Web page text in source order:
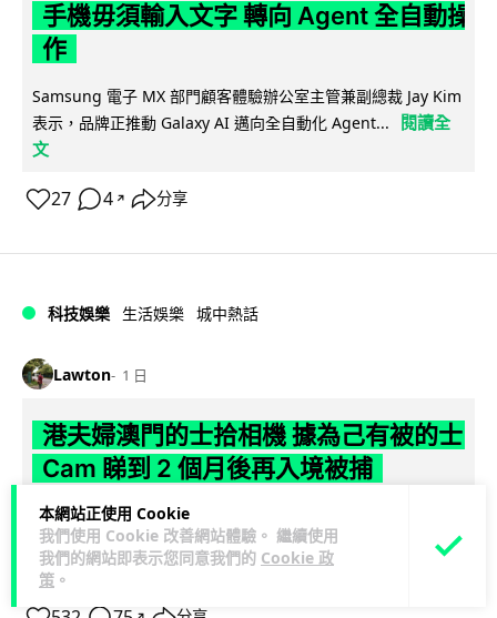
本網站正使用 Cookie
我們使用 Cookie 改善網站體驗。 繼續使用
我們的網站即表示您同意我們的 Cookie 政
策 。
手機毋須輸入文字 轉向 Agent 全自動操
作
Samsung 電子 MX 部門顧客體驗辦公室主管兼副總裁 Jay Kim
表示，品牌正推動 Galaxy AI 邁向全自動化 Agent...
閱讀全
文
27 4 ↗ 分享
科技娛樂 生活娛樂 城中熱話
Lawton 1 日
港夫婦澳門的士拾相機 據為己有被的士
Cam 睇到 2 個月後再入境被捕
一對香港夫婦今年 5 月遊澳門乘的士拾獲他人遺留相機及電
池，拾遺不報並帶返香港自用。兩人本月 2 日經港珠澳大橋再
次入境澳門時，被治安警察局...
閱讀全文